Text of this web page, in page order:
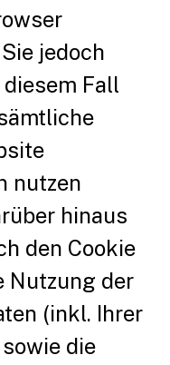
jedoch
Fall
nutzen
hinaus
den Cookie
Nutzung der
(inkl. Ihrer
die